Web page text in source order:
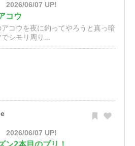
2026/06/07 UP!
コウ
アコウを夜に釣ってやろうと真っ暗
シモリ周り...
2026/06/07 UP!